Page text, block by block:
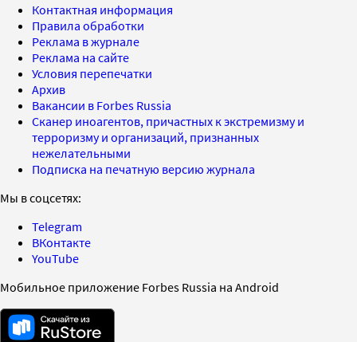
Контактная информация
Правила обработки
Реклама в журнале
Реклама на сайте
Условия перепечатки
Архив
Вакансии в Forbes Russia
Сканер иноагентов, причастных к экстремизму и
терроризму и организаций, признанных
нежелательными
Подписка на печатную версию журнала
Мы в соцсетях:
Telegram
ВКонтакте
YouTube
Мобильное приложение Forbes Russia на Android